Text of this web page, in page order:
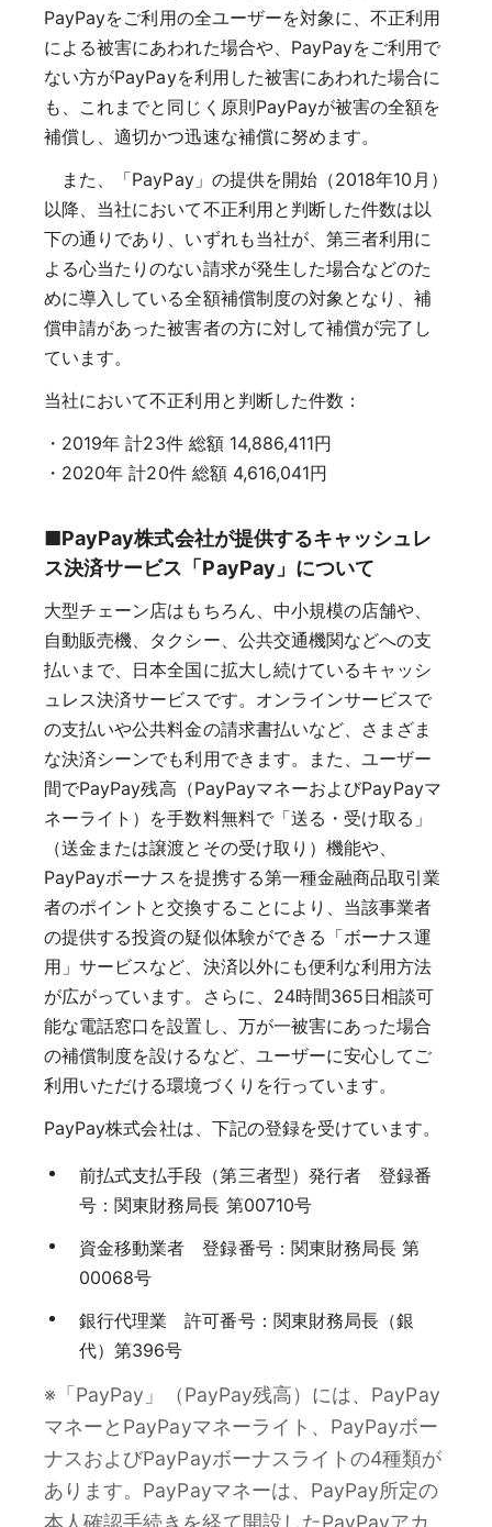
PayPayをご利用の全ユーザーを対象に、不正利用
による被害にあわれた場合や、PayPayをご利用で
ない方がPayPayを利用した被害にあわれた場合に
も、これまでと同じく原則PayPayが被害の全額を
補償し、適切かつ迅速な補償に努めます。
また、「PayPay」の提供を開始（2018年10月）
以降、当社において不正利用と判断した件数は以
下の通りであり、いずれも当社が、第三者利用に
よる心当たりのない請求が発生した場合などのた
めに導入している全額補償制度の対象となり、補
償申請があった被害者の方に対して補償が完了し
ています。
当社において不正利用と判断した件数：
・2019年 計23件 総額 14,886,411円
・2020年 計20件 総額 4,616,041円
■PayPay株式会社が提供するキャッシュレ
ス決済サービス「PayPay」について
大型チェーン店はもちろん、中小規模の店舗や、
自動販売機、タクシー、公共交通機関などへの支
払いまで、日本全国に拡大し続けているキャッシ
ュレス決済サービスです。オンラインサービスで
の支払いや公共料金の請求書払いなど、さまざま
な決済シーンでも利用できます。また、ユーザー
間でPayPay残高（PayPayマネーおよびPayPayマ
ネーライト）を手数料無料で「送る・受け取る」
（送金または譲渡とその受け取り）機能や、
PayPayボーナスを提携する第一種金融商品取引業
者のポイントと交換することにより、当該事業者
の提供する投資の疑似体験ができる「ボーナス運
用」サービスなど、決済以外にも便利な利用方法
が広がっています。さらに、24時間365日相談可
能な電話窓口を設置し、万が一被害にあった場合
の補償制度を設けるなど、ユーザーに安心してご
利用いただける環境づくりを行っています。
PayPay株式会社は、下記の登録を受けています。
前払式支払手段（第三者型）発行者 登録番
号：関東財務局長 第00710号
資金移動業者 登録番号：関東財務局長 第
00068号
銀行代理業 許可番号：関東財務局長（銀
代）第396号
※「PayPay」（PayPay残高）には、PayPay
マネーとPayPayマネーライト、PayPayボー
ナスおよびPayPayボーナスライトの4種類が
あります。PayPayマネーは、PayPay所定の
本人確認手続きを経て開設したPayPayアカ